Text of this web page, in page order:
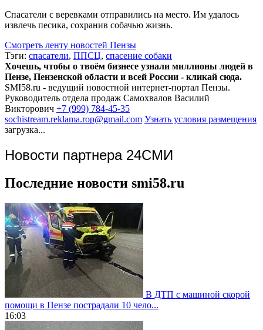
Спасатели с веревками отправились на место. Им удалось
извлечь песика, сохранив собачью жизнь.
Смотреть ленту новостей Пензы
Тэги: спасатели, ППСЦ, спасение собаки
Хочешь, чтобы о твоём бизнесе узнали миллионы людей в
Пензе, Пензенской области и всей России - кликай сюда.
SMI58.ru - ведущий новостной интернет-портал Пензы.
Руководитель отдела продаж Самохвалов Василий
Викторович +7 (999) 784-45-35
sochistream.reklama.rop@gmail.com Узнать условия размещения
загрузка...
Новости партнера 24СМИ
Последние новости smi58.ru
В ДТП с машиной скорой
помощи в Пензе пострадали 10 чело...
16:03